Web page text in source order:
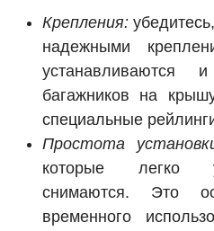
Крепления:
надежными
устанавливаются
багажников на
специальные
Простота
которые легко
снимаются. Это
временного